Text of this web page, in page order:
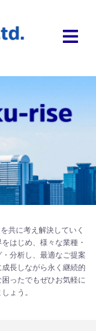
共に考え解決していく
はじめ、様々な業種・
分析し、最適なご提案
長しながら永く継続的
ったでもぜひお気軽に
ょう。